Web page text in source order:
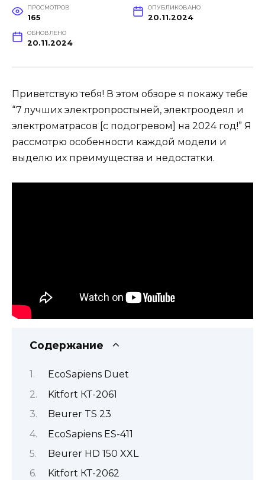
ПРОСМОТРОВ
165
ОПУБЛИКОВАНО
20.11.2024
ОБНОВЛЕНО
20.11.2024
Приветствую тебя! В этом обзоре я покажу тебе
“7 лучших электропростыней, электроодеял и
электроматрасов [с подогревом] на 2024 год!” Я
рассмотрю особенности каждой модели и
выделю их преимущества и недостатки.
Содержание
EcoSapiens Duet
Kitfort КТ-2061
Beurer TS 23
EcoSapiens ES-411
Beurer HD 150 XXL
Kitfort КТ-2062